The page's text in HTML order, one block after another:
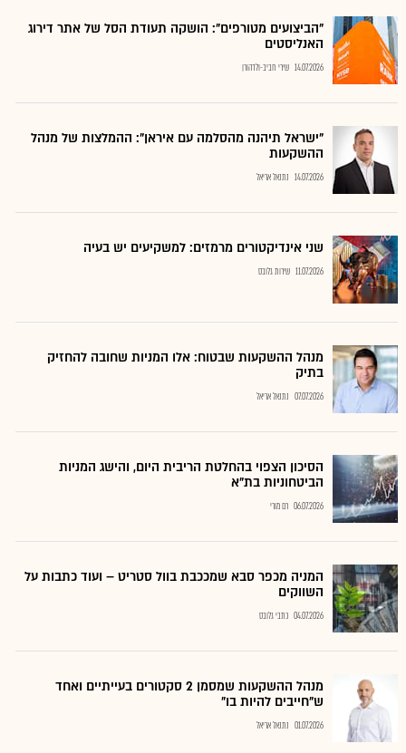
"הביצועים מטורפים": הושקה תעודת הסל של אתר דירוג
האנליסטים
14.07.2026 שירי חביב-ולדהורן
"ישראל תיהנה מהסלמה עם איראן": ההמלצות של מנהל
ההשקעות
14.07.2026 נתנאל אריאל
שני אינדיקטורים מרמזים: למשקיעים יש בעיה
11.07.2026 שירות גלובס
מנהל ההשקעות שבטוח: אלו המניות שחובה להחזיק
בתיק
07.07.2026 נתנאל אריאל
הסיכון הצפוי בהחלטת הריבית היום, והישג המניות
הביטחוניות בת"א
06.07.2026 רם מורי
המניה מכפר סבא שמככבת בוול סטריט – ועוד כתבות על
השווקים
04.07.2026 כתבי גלובס
מנהל ההשקעות שמסמן 2 סקטורים בעייתיים ואחד
ש"חייבים להיות בו"
01.07.2026 נתנאל אריאל